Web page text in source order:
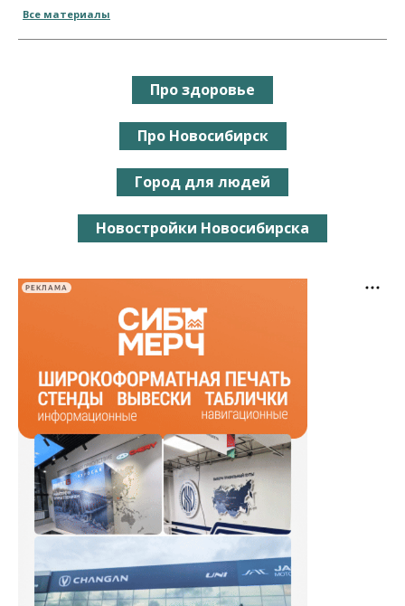
Все материалы
Про здоровье
Про Новосибирск
Город для людей
Новостройки Новосибирска
РЕКЛАМА